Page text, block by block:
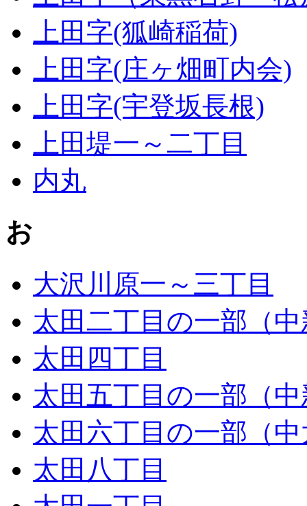
上田字(狐崎稲荷)
上田字(庄ヶ畑町内会)
上田字(宇登坂長根)
上田堤一～二丁目
内丸
お
大沢川原一～三丁目
太田二丁目の一部（
太田四丁目
太田五丁目の一部（
太田六丁目の一部（
太田八丁目